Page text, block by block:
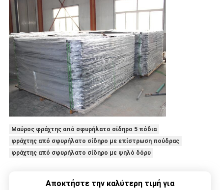
Μαύρος φράχτης από σφυρήλατο σίδηρο 5 πόδια
φράχτης από σφυρήλατο σίδηρο με επίστρωση πούδρας
φράχτης από σφυρήλατο σίδηρο με ψηλό δόρυ
Αποκτήστε την καλύτερη τιμή για